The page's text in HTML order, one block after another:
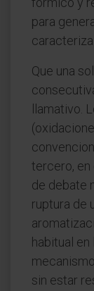
para
Que una
llamativo.
tercero, en
de debate
ruptura de
habitual en
sin estar